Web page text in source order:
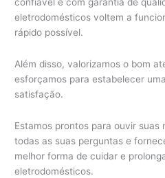
confiável e com garantia de
eletrodomésticos voltem a
rápido possível.
Além disso, valorizamos o bom
esforçamos para estabelecer
satisfação.
Estamos prontos para ouvir suas
todas as suas perguntas e
melhor forma de cuidar e
eletrodomésticos.